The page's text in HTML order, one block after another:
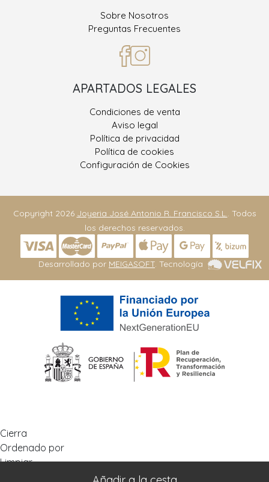
Sobre Nosotros
Preguntas Frecuentes
APARTADOS LEGALES
Condiciones de venta
Aviso legal
Política de privacidad
Política de cookies
Configuración de Cookies
Copyright 2026 Joyeria José Antonio R. Francisco S.L.. Todos
los derechos reservados.
Desarrollado por MEIGASOFT . Tecnología
Cierra
Ordenado por
Limpiar